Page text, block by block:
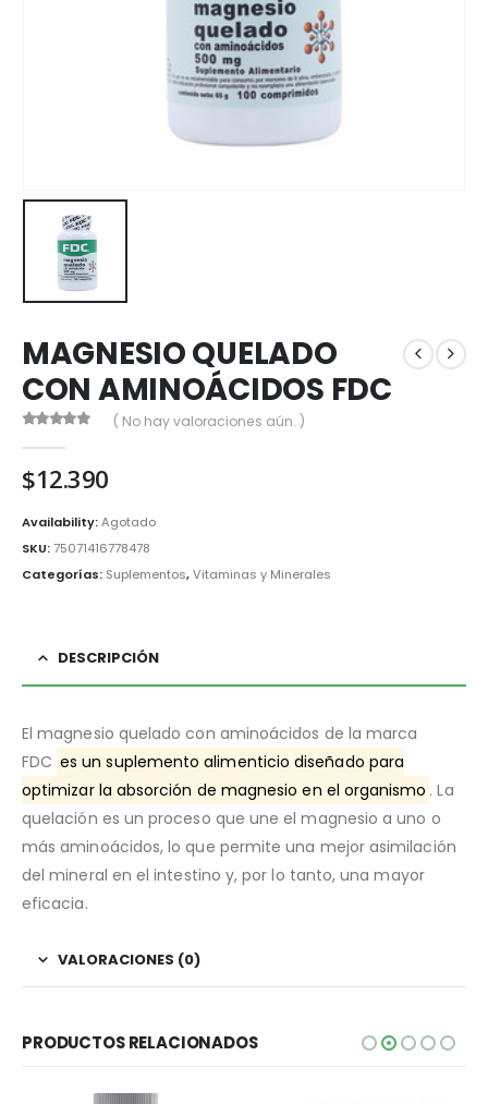
MAGNESIO QUELADO
CON AMINOÁCIDOS FDC
( No hay valoraciones aún. )
$12.390
Availability:Agotado
SKU:75071416778478
Categorías: Suplementos,Vitaminas y Minerales
DESCRIPCIÓN
El magnesio quelado con aminoácidos de la marca
FDC es un suplemento alimenticio diseñado para
optimizar la absorción de magnesio en el organismo . La
quelación es un proceso que une el magnesio a uno o
más aminoácidos, lo que permite una mejor asimilación
del mineral en el intestino y, por lo tanto, una mayor
eficacia.
VALORACIONES (0)
PRODUCTOS RELACIONADOS